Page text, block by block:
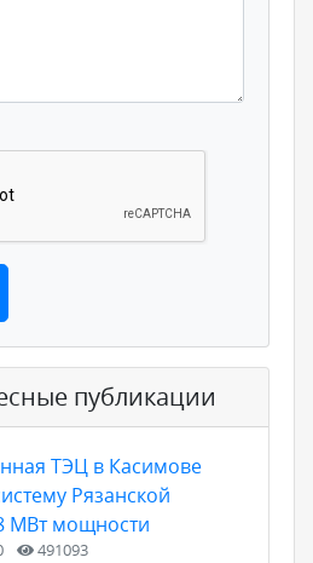
публикации
ТЭЦ в Касимове
Рязанской
МВт мощности
491093